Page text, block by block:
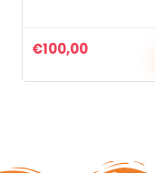
€100,00